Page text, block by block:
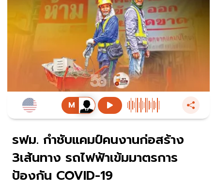
รฟม. กำชับแคมป์คนงานก่อสร้าง
3เส้นทาง รถไฟฟ้าเข้มมาตรการ
ป้องกัน COVID-19